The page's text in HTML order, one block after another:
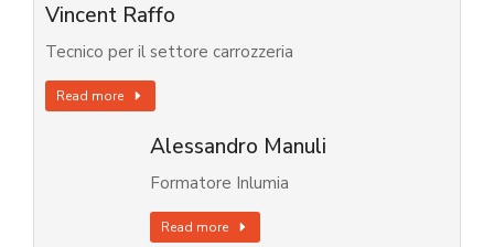
Vincent Raffo
Tecnico per il settore carrozzeria
Read more
Alessandro Manuli
Formatore Inlumia
Read more